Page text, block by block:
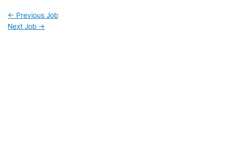
← Previous Job
Next Job →